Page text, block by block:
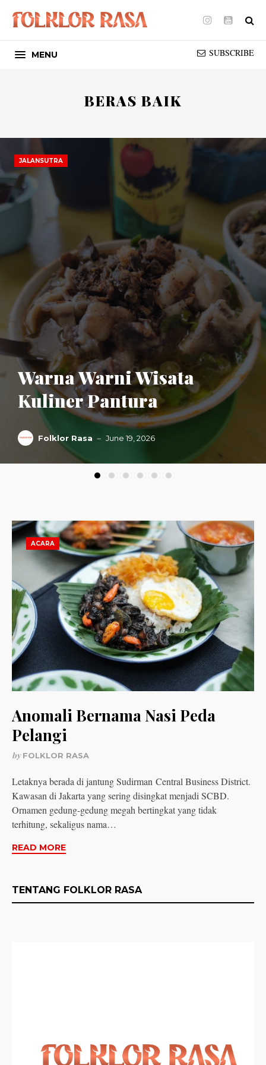
Instagram
Youtube
MENU SUBSCRIBE
BERAS BAIK
JALANSUTRA
Warna Warni Wisata
Kuliner Pantura
Folklor Rasa June 19, 2026
ACARA
Anomali Bernama Nasi Peda
Pelangi
byFOLKLOR RASA
Letaknya berada di jantung Sudirman Central Business District.
Kawasan di Jakarta yang sering disingkat menjadi SCBD.
Ornamen gedung-gedung megah bertingkat yang tidak
terhitung, sekaligus nama…
READ MORE
TENTANG FOLKLOR RASA